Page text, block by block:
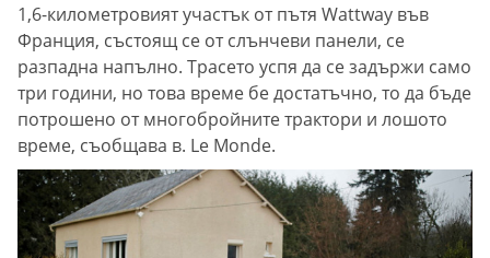
1,6-километровият участък от пътя Wattway във
Франция, състоящ се от слънчеви панели, се
разпадна напълно. Трасето успя да се задържи само
три години, но това време бе достатъчно, то да бъде
потрошено от многобройните трактори и лошото
време, съобщава в. Le Monde.